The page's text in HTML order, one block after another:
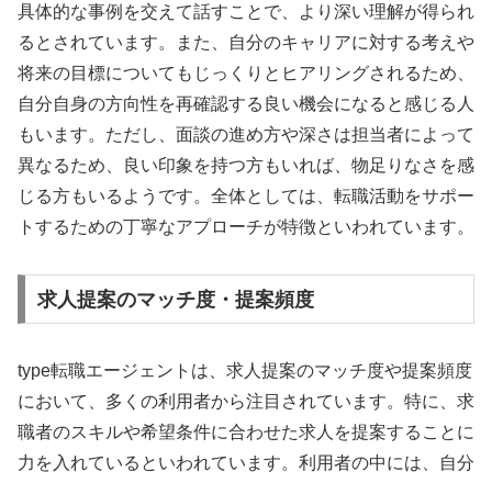
具体的な事例を交えて話すことで、より深い理解が得られ
るとされています。また、自分のキャリアに対する考えや
将来の目標についてもじっくりとヒアリングされるため、
自分自身の方向性を再確認する良い機会になると感じる人
もいます。ただし、面談の進め方や深さは担当者によって
異なるため、良い印象を持つ方もいれば、物足りなさを感
じる方もいるようです。全体としては、転職活動をサポー
トするための丁寧なアプローチが特徴といわれています。
求人提案のマッチ度・提案頻度
type転職エージェントは、求人提案のマッチ度や提案頻度
において、多くの利用者から注目されています。特に、求
職者のスキルや希望条件に合わせた求人を提案することに
力を入れているといわれています。利用者の中には、自分